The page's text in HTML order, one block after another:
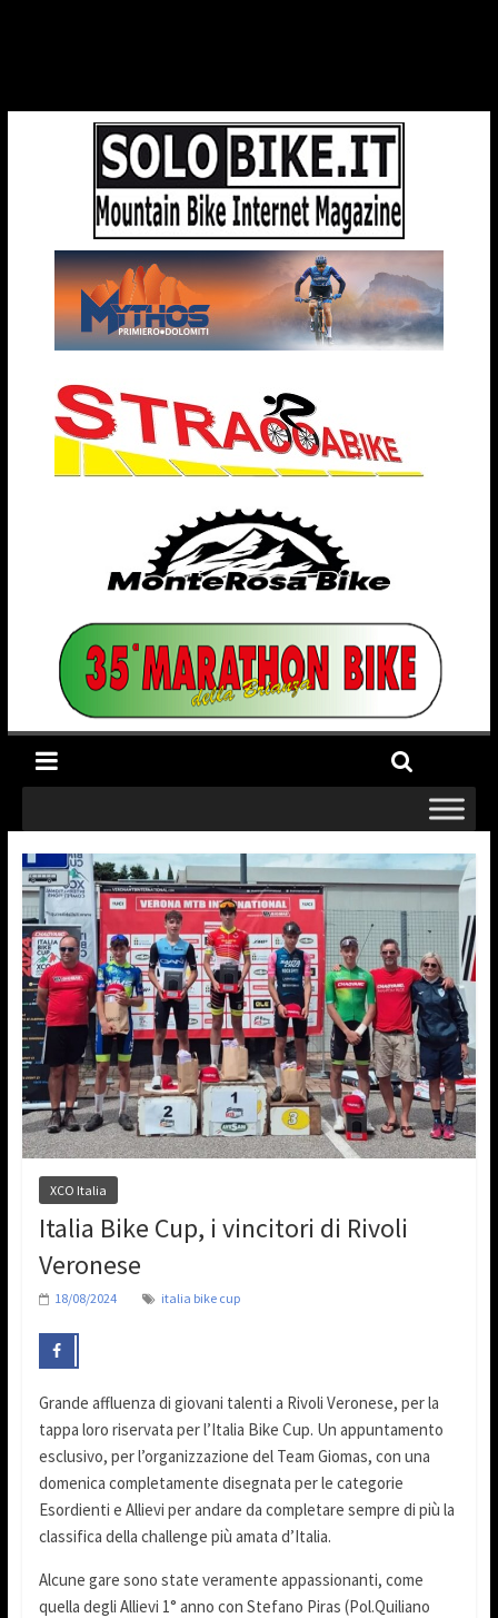
XCO Italia
Italia Bike Cup, i vincitori di Rivoli
Veronese
18/08/2024 italia bike cup
Grande affluenza di giovani talenti a Rivoli Veronese, per la
tappa loro riservata per l’Italia Bike Cup. Un appuntamento
esclusivo, per l’organizzazione del Team Giomas, con una
domenica completamente disegnata per le categorie
Esordienti e Allievi per andare da completare sempre di più la
classifica della challenge più amata d’Italia.
Alcune gare sono state veramente appassionanti, come
quella degli Allievi 1° anno con Stefano Piras (Pol.Quiliano